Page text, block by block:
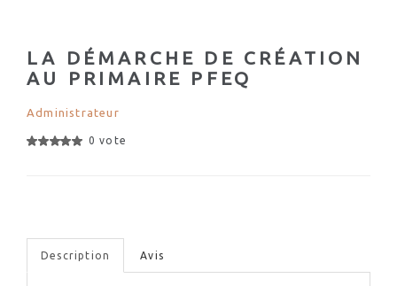
LA DÉMARCHE DE CRÉATION
AU PRIMAIRE PFEQ
Administrateur
0 vote
Description Avis